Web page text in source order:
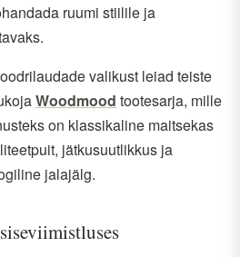
ruumi stiilile ja
valikust leiad teiste
Woodmood tootesarja, mille
on klassikaline maitsekas
jätkusuutlikkus ja
jalajälg.